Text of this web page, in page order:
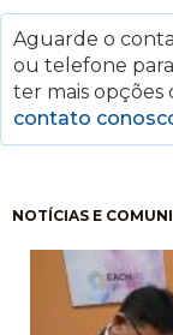
Aguarde o
ou telefone
ter mais opções
contato
NOTÍCIAS E
Paginação